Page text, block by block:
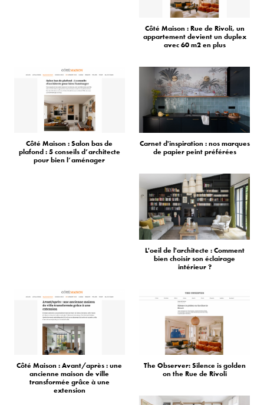
Côté Maison : Rue de Rivoli, un
appartement devient un duplex
avec 60 m2 en plus
Côté Maison : Salon bas de
plafond : 5 conseils d’architecte
pour bien l’aménager
Carnet d'inspiration : nos marques
de papier peint préférées
L'oeil de l'architecte : Comment
bien choisir son éclairage
intérieur ?
Côté Maison : Avant/après : une
ancienne maison de ville
transformée grâce à une
extension
The Observer: Silence is golden
on the Rue de Rivoli